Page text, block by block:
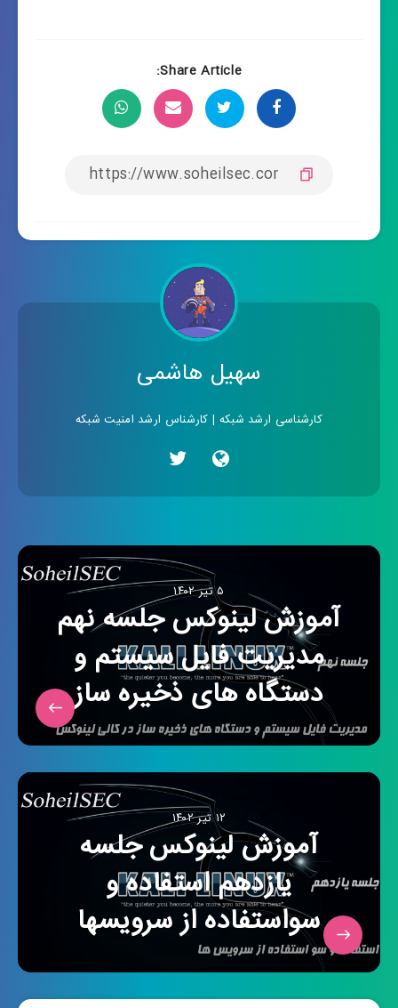
Share Article:
سهیل هاشمی
کارشناسی ارشد شبکه | کارشناس ارشد امنیت شبکه
۵ تیر ۱۴۰۲
آموزش لینوکس جلسه نهم
مدیریت فایل سیستم و
دستگاه های ذخیره ساز
۱۲ تیر ۱۴۰۲
آموزش لینوکس جلسه
یازدهم استفاده و
سواستفاده از سرویسها